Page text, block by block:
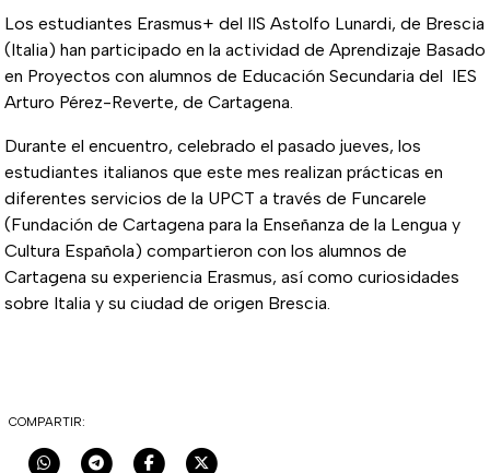
Los estudiantes Erasmus+ del IIS Astolfo Lunardi, de Brescia
(Italia) han participado en la actividad de Aprendizaje Basado
en Proyectos con alumnos de Educación Secundaria del IES
Arturo Pérez-Reverte, de Cartagena.
Durante el encuentro, celebrado el pasado jueves, los
estudiantes italianos que este mes realizan prácticas en
diferentes servicios de la UPCT a través de Funcarele
(Fundación de Cartagena para la Enseñanza de la Lengua y
Cultura Española) compartieron con los alumnos de
Cartagena su experiencia Erasmus, así como curiosidades
sobre Italia y su ciudad de origen Brescia.
COMPARTIR: